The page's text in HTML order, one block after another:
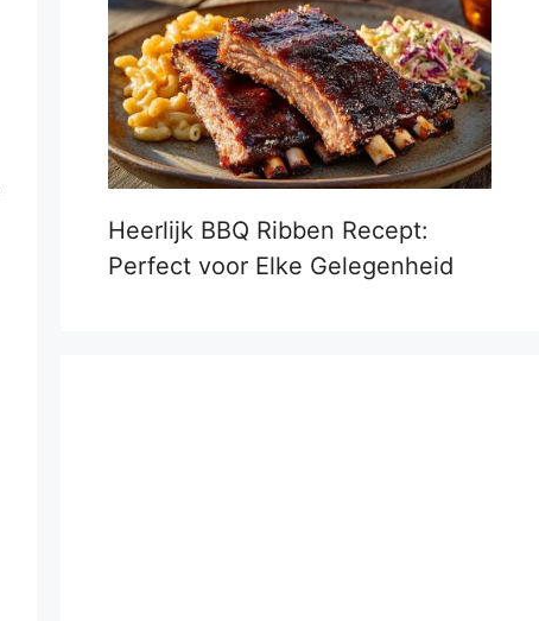
Heerlijk BBQ Ribben Recept:
Perfect voor Elke Gelegenheid